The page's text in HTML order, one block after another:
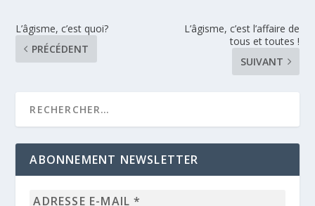
L’âgisme, c’est quoi?
PRÉCÉDENT
L’âgisme, c’est l’affaire de
tous et toutes !
SUIVANT
ABONNEMENT NEWSLETTER
Adresse